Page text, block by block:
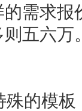
需求
五六
的模板